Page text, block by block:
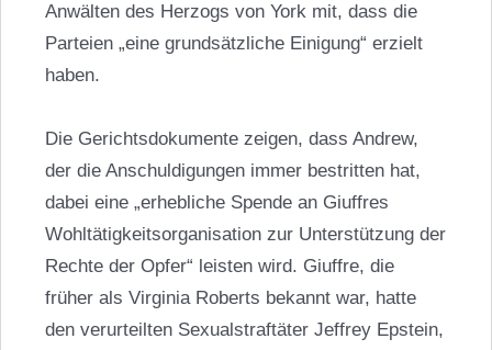
Anwälten des Herzogs von York mit, dass die
Parteien „eine grundsätzliche Einigung“ erzielt
haben.
Die Gerichtsdokumente zeigen, dass Andrew,
der die Anschuldigungen immer bestritten hat,
dabei eine „erhebliche Spende an Giuffres
Wohltätigkeitsorganisation zur Unterstützung der
Rechte der Opfer“ leisten wird. Giuffre, die
früher als Virginia Roberts bekannt war, hatte
den verurteilten Sexualstraftäter Jeffrey Epstein,